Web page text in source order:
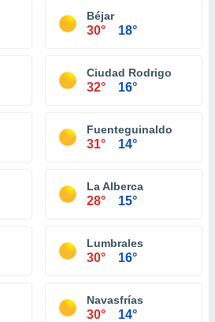
Béjar
30° 18°
Ciudad Rodrigo
32° 16°
Fuenteguinaldo
31° 14°
La Alberca
28° 15°
Lumbrales
30° 16°
Navasfrías
30° 14°